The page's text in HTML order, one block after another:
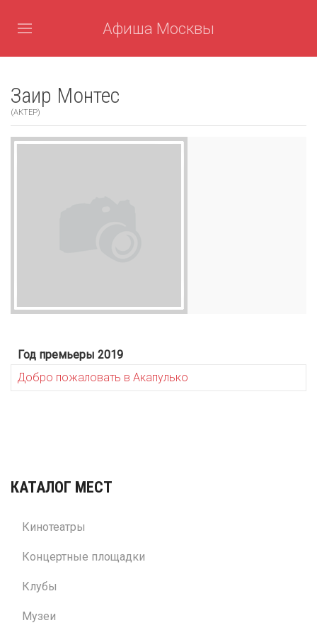
Афиша Москвы
Заир Монтес
(АКТЕР)
Год премьеры 2019
Добро пожаловать в Акапулько
КАТАЛОГ МЕСТ
Кинотеатры
Концертные площадки
Клубы
Музеи